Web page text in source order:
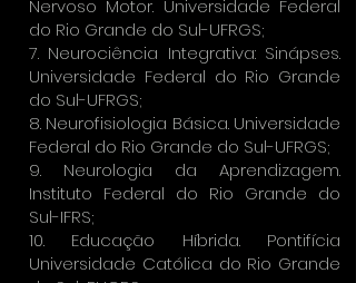
Nervoso Motor. Universidade Federal
do Rio Grande do Sul-UFRGS;
7. Neurociência Integrativa: Sinápses.
Universidade Federal do Rio Grande
do Sul-UFRGS;
8. Neurofisiologia Básica. Universidade
Federal do Rio Grande do Sul-UFRGS;
9. Neurologia da Aprendizagem.
Instituto Federal do Rio Grande do
Sul-IFRS;
10. Educação Híbrida. Pontifícia
Universidade Católica do Rio Grande